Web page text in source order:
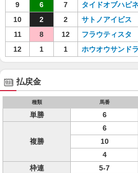
9
6 7 タイドオブハピ
10
2 2 サトノアイビス
11
8 12 フラウティスタ
12
1 1 ホウオウサンドラ
払戻金
種類 馬番
単勝 6
複勝
6
10
4
枠連
5-7